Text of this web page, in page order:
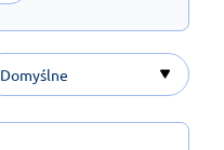
Domyślne